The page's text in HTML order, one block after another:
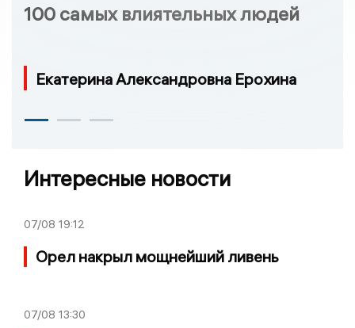
100 самых влиятельных людей
Екатерина Александровна Ерохина
Интересные новости
07/08 19:12
Орел накрыл мощнейший ливень
07/08 13:30